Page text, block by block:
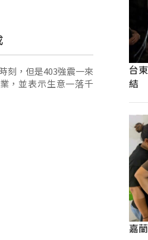
刻，但是403強震一來
，並表示生意一落千
台
結
嘉